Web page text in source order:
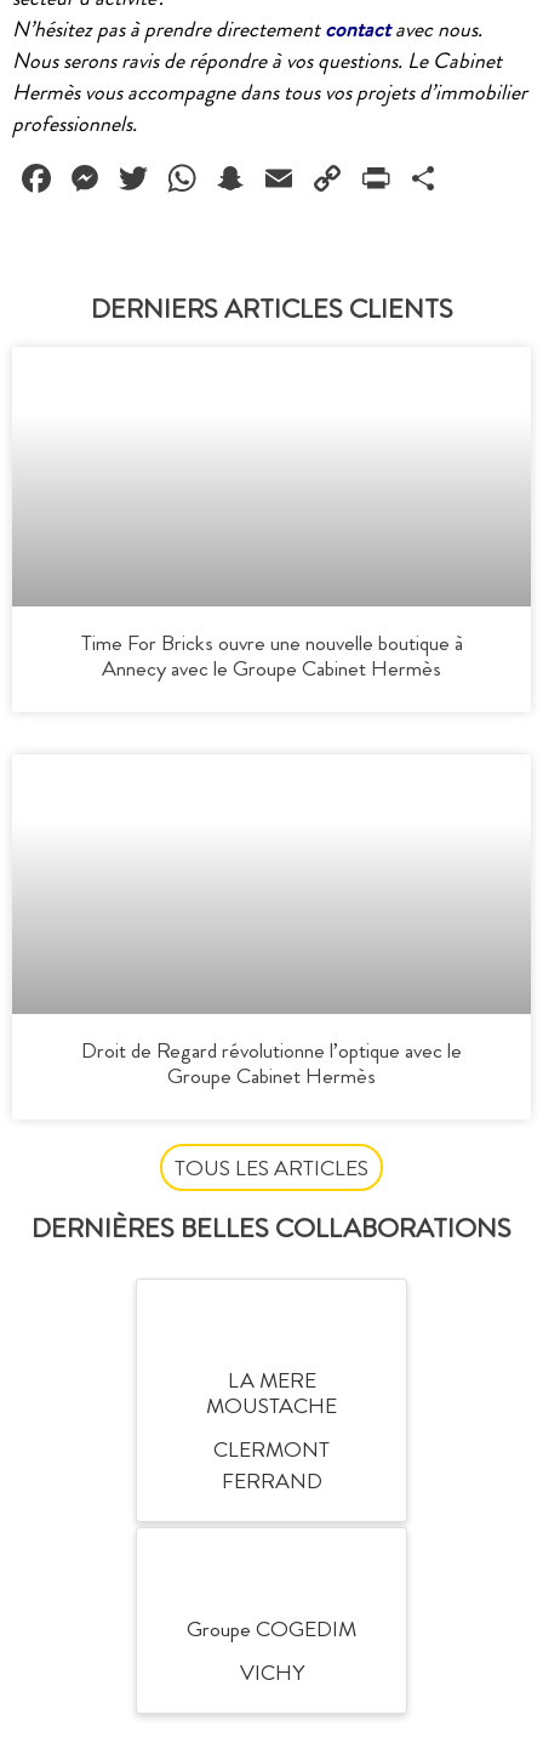
N’hésitez pas à prendre directementcontactavec nous.
Nous serons ravis de répondre à vos questions. Le Cabinet
Hermès vous accompagne dans tous vos projets d’immobilier
professionnels.
Facebook
Messenger
TwitterWhatsApp
Snapchat
EmailCopy
DERNIERS ARTICLES CLIENTS
Time For Bricks ouvre une nouvelle boutique à
Annecy avec le Groupe Cabinet Hermès
Droit de Regard révolutionne l’optique avec le
Groupe Cabinet Hermès
TOUS LES ARTICLES
DERNIÈRES BELLES COLLABORATIONS
LA MERE
MOUSTACHE
CLERMONT
FERRAND
Groupe COGEDIM
VICHY